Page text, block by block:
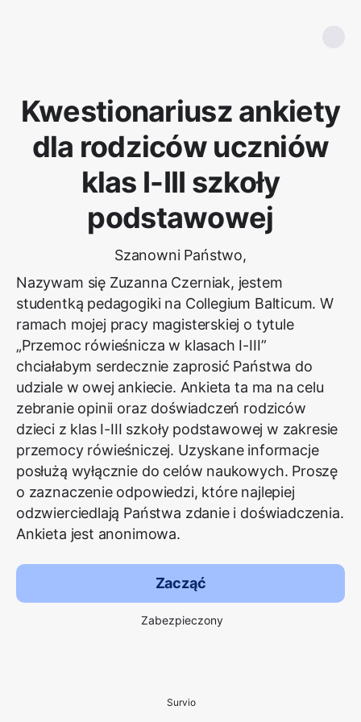
Kwestionariusz ankiety
dla rodziców uczniów
klas I-III szkoły
podstawowej
Szanowni Państwo,
Nazywam się Zuzanna Czerniak, jestem
studentką pedagogiki na Collegium Balticum. W
ramach mojej pracy magisterskiej o tytule
„Przemoc rówieśnicza w klasach I-III”
chciałabym serdecznie zaprosić Państwa do
udziale w owej ankiecie. Ankieta ta ma na celu
zebranie opinii oraz doświadczeń rodziców
dzieci z klas I-III szkoły podstawowej w zakresie
przemocy rówieśniczej. Uzyskane informacje
posłużą wyłącznie do celów naukowych. Proszę
o zaznaczenie odpowiedzi, które najlepiej
odzwierciedlają Państwa zdanie i doświadczenia.
Ankieta jest anonimowa.
Zacząć
Zabezpieczony
Survio